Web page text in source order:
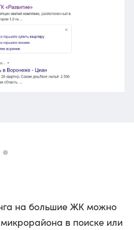
на большие ЖК можно
в поиске или